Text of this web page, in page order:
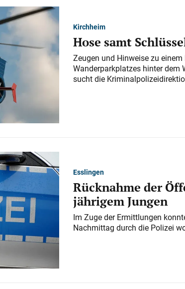
Kirchheim
Hose samt
Zeugen und Hinweise zu
Wanderparkplatzes hinter dem
sucht die
Esslingen
Rücknahme der
jährigem Jungen
Im Zuge der Ermittlungen
Nachmittag durch die Polizei